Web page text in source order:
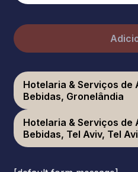
Hotelaria & Serviços de
Bebidas, Gronelândia
Hotelaria & Serviços de
Bebidas, Tel Aviv, Tel